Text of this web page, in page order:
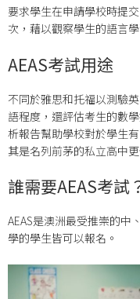
要求學生在申請學校時提
次，藉以觀察學生的語言學
AEAS考試用途
不同於雅思和托福以測驗
語程度，還評估考生的數
析報告幫助學校對於學生
其是名列前茅的私立高中
誰需要AEAS考試
AEAS是澳洲最受推崇的中
學的學生皆可以報名。